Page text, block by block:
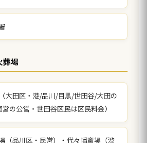
葬場
大田区・港/品川/目黒/世田谷/大田の
の公営・世田谷区民は区民料金）
（品川区・民営）・代々幡斎場（渋